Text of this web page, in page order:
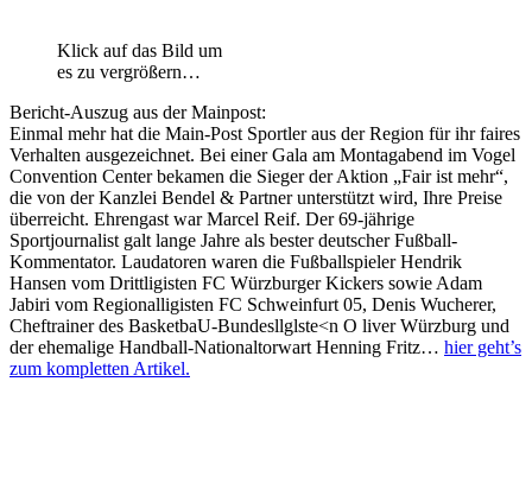
Klick auf das Bild um
es zu vergrößern…
Bericht-Auszug aus der Mainpost:
Einmal mehr hat die Main-Post Sportler aus der Region für ihr faires
Verhalten ausgezeichnet. Bei einer Gala am Montagabend im Vogel
Convention Center bekamen die Sieger der Aktion „Fair ist mehr“,
die von der Kanzlei Bendel & Partner unterstützt wird, Ihre Preise
überreicht. Ehrengast war Marcel Reif. Der 69-jährige
Sportjournalist galt lange Jahre als bester deutscher Fußball-
Kommentator. Laudatoren waren die Fußballspieler Hendrik
Hansen vom Drittligisten FC Würzburger Kickers sowie Adam
Jabiri vom Regionalligisten FC Schweinfurt 05, Denis Wucherer,
Cheftrainer des BasketbaU-Bundesllglste<n O liver Würzburg und
der ehemalige Handball-Nationaltorwart Henning Fritz… hier geht’s
zum kompletten Artikel.